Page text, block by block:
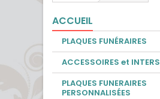
ACCUEIL
PLAQUES FUNÉRAIRES
ACCESSOIRES et INTERS
PLAQUES FUNERAIRES
PERSONNALISÉES